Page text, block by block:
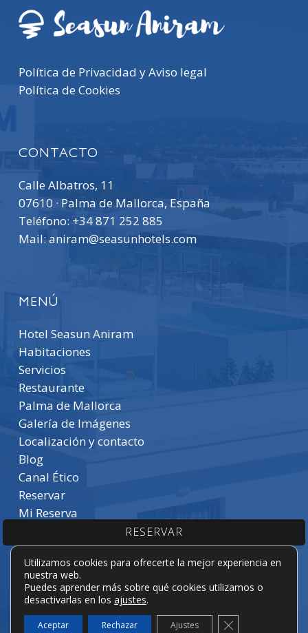
RESERVAR
Política de Privacidad y Aviso legal
Política de Cookies
CONTACTO
Calle Albatros, 11
07610 · Palma de Mallorca, España
Teléfono: +34 871 252 885
Mail:aniram@seasunhotels.com
MENÚ
Hotel Seasun Aniram
Habitaciones
Servicios
Restaurante
Palma de Mallorca
Galería de Imágenes
Localización y contacto
Blog
Canal Ético
Reservar
Mi Reserva
© 2026 Hotel Seasun Aniram. ® bookerclub Design
Utilizamos cookies para ofrecerte la mejor experiencia en
nuestra web.
Puedes aprender más sobre qué cookies utilizamos o
desactivarlas en los ajustes.
Aceptar Rechazar Ajustes Cerrar el banner